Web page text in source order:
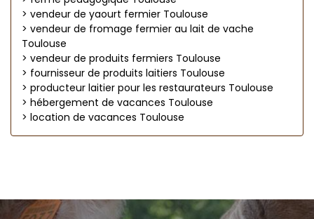
> vendeur de yaourt fermier Toulouse
> vendeur de fromage fermier au lait de vache
Toulouse
> vendeur de produits fermiers Toulouse
> fournisseur de produits laitiers Toulouse
> producteur laitier pour les restaurateurs Toulouse
> hébergement de vacances Toulouse
> location de vacances Toulouse